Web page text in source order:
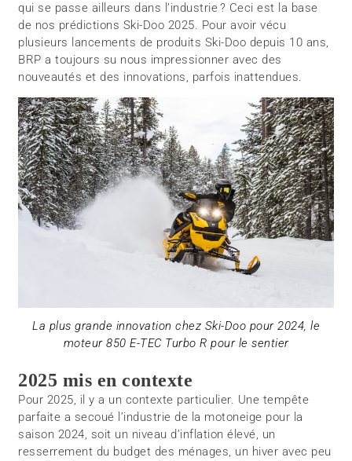
qui se passe ailleurs dans l’industrie ? Ceci est la base
de nos prédictions Ski-Doo 2025. Pour avoir vécu
plusieurs lancements de produits Ski-Doo depuis 10 ans,
BRP a toujours su nous impressionner avec des
nouveautés et des innovations, parfois inattendues.
La plus grande innovation chez Ski-Doo pour 2024, le
moteur 850 E-TEC Turbo R pour le sentier
2025 mis en contexte
Pour 2025, il y a un contexte particulier. Une tempête
parfaite a secoué l’industrie de la motoneige pour la
saison 2024, soit un niveau d’inflation élevé, un
resserrement du budget des ménages, un hiver avec peu